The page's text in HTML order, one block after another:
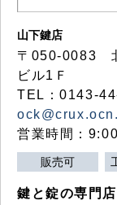
山下鍵店
〒050-0083
ビル1Ｆ
TEL：0143-
営業時間：
販売可
鍵と錠の専門店